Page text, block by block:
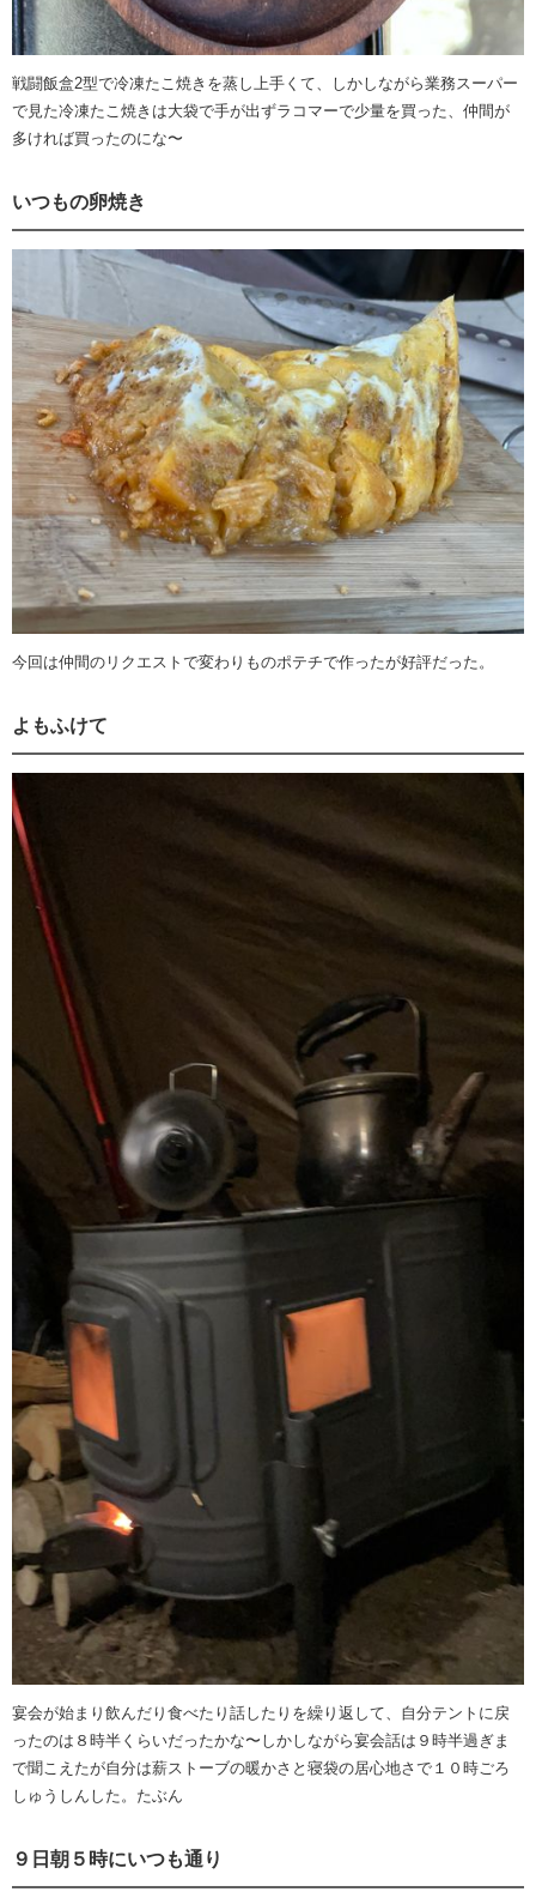
戦闘飯盒2型で冷凍たこ焼きを蒸し上手くて、しかしながら業務スーパー
で見た冷凍たこ焼きは大袋で手が出ずラコマーで少量を買った、仲間が
多ければ買ったのにな〜
いつもの卵焼き
今回は仲間のリクエストで変わりものポテチで作ったが好評だった。
よもふけて
宴会が始まり飲んだり食べたり話したりを繰り返して、自分テントに戻
ったのは８時半くらいだったかな〜しかしながら宴会話は９時半過ぎま
で聞こえたが自分は薪ストーブの暖かさと寝袋の居心地さで１０時ごろ
しゅうしんした。たぶん
９日朝５時にいつも通り